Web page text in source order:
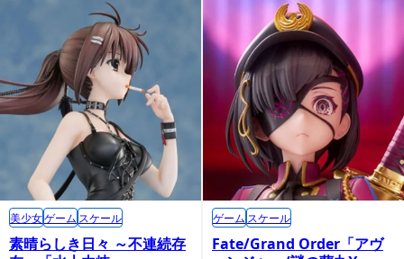
素晴らしき日々 ～不連続存
美少女ゲーム スケール
Fate/Grand Order「アヴ
ゲーム スケール